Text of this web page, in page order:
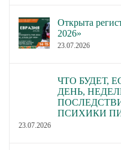
Открыта
2026»
23.07.2026
ЧТО БУДЕТ,
ДЕНЬ,
ПСИХИКИ
23.07.2026